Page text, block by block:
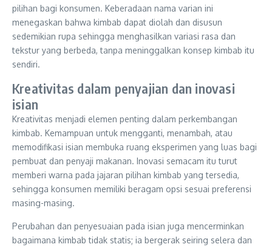
pilihan bagi konsumen. Keberadaan nama varian ini
menegaskan bahwa kimbab dapat diolah dan disusun
sedemikian rupa sehingga menghasilkan variasi rasa dan
tekstur yang berbeda, tanpa meninggalkan konsep kimbab itu
sendiri.
Kreativitas dalam penyajian dan inovasi
isian
Kreativitas menjadi elemen penting dalam perkembangan
kimbab. Kemampuan untuk mengganti, menambah, atau
memodifikasi isian membuka ruang eksperimen yang luas bagi
pembuat dan penyaji makanan. Inovasi semacam itu turut
memberi warna pada jajaran pilihan kimbab yang tersedia,
sehingga konsumen memiliki beragam opsi sesuai preferensi
masing-masing.
Perubahan dan penyesuaian pada isian juga mencerminkan
bagaimana kimbab tidak statis; ia bergerak seiring selera dan